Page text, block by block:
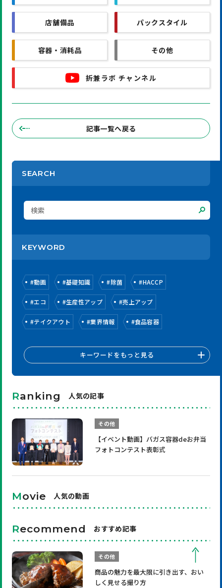
店舗備品 パックスタイル
容器・消耗品 その他
折兼ラボ チャンネル
記事一覧へ戻る
SEARCH
KEYWORD
#動画 #基礎知識 #除菌 #HACCP
#エコ #生産性アップ #売上アップ
#テイクアウト #業界情報 #食品容器
キーワードをもっと見る
Ranking 人気の記事
その他
【イベント動画】バガス容器deお弁当
フォトコンテスト表彰式
Movie 人気の動画
Recommend おすすめ記事
その他
商品の魅力を最大限に引き出す、おい
しく見せる撮り方